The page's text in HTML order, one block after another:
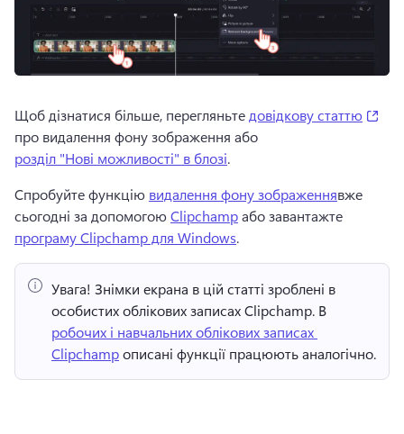
Щоб дізнатися більше, перегляньте довідкову статтю
про видалення фону зображення або
розділ "Нові можливості" в блозі.
Спробуйте функцію видалення фону зображеннявже
сьогодні за допомогою Clipchamp або завантажте
програму Clipchamp для Windows.
Увага! Знімки екрана в цій статті зроблені в
особистих облікових записах Clipchamp.
робочих і навчальних облікових записах
Clipchamp